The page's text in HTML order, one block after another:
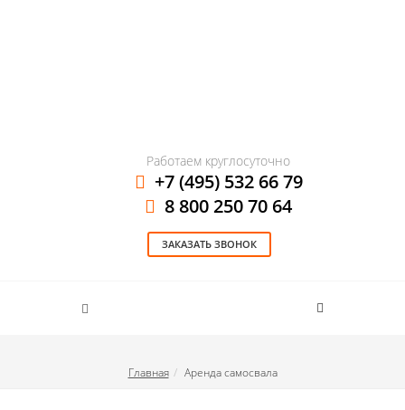
Работаем круглосуточно
+7 (495) 532 66 79
8 800 250 70 64
ЗАКАЗАТЬ ЗВОНОК
Главная Аренда самосвала